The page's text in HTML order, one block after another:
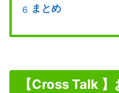
まとめ
【Cross Talk